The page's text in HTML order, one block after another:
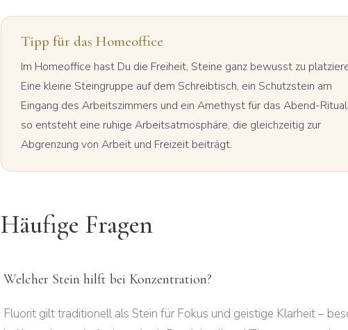
Tipp für das Homeoffice
Im Homeoffice hast Du die Freiheit, Steine ganz bewusst zu
Eine kleine Steingruppe auf dem Schreibtisch, ein Schutzstein am
Eingang des Arbeitszimmers und ein Amethyst für das Abend-
so entsteht eine ruhige Arbeitsatmosphäre, die gleichzeitig zur
Abgrenzung von Arbeit und Freizeit beiträgt.
Häufige Fragen
Welcher Stein hilft bei Konzentration?
Fluorit gilt traditionell als Stein für Fokus und geistige Klarheit –